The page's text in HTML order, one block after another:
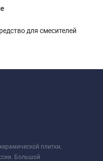
для смесителей
плитки,
Большой